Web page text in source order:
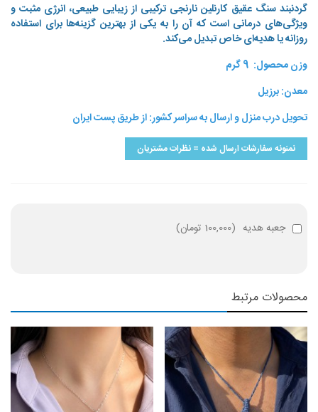
گردنبند سنگ عقیق کارنلین نارنجی ترکیبی از زیبایی طبیعی، انرژی مثبت و
ویژگی‌های درمانی است که آن را به یکی از بهترین گزینه‌ها برای استفاده
روزانه یا هدیه‌ای خاص تبدیل می‌کند.
وزن محصول: 9
گرم
معدن: برزیل
تحویل درب منزل و ارسال به سراسر کشور: از طریق پست ایران
نمنونه سفارشات ارسال شده = نظرات مشتریان
جعبه هدیه (100,000 تومان )
محصولات مرتبط